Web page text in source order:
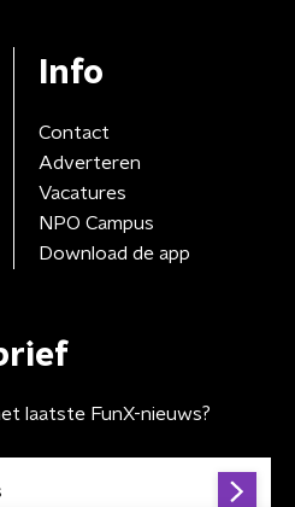
Info
Contact
Adverteren
Vacatures
NPO Campus
Download de app
laatste FunX-nieuws?